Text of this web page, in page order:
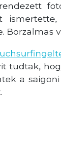
Borzalmas
tudtak,
a